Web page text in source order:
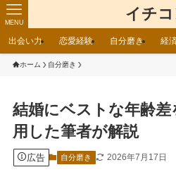
イチ
MENU
出会い力 恋愛経験 自分磨き 経
ホーム 自分磨き
結婚にベストな年齢差
用した筆者が解説
広告 自分磨き 2026年7月17日